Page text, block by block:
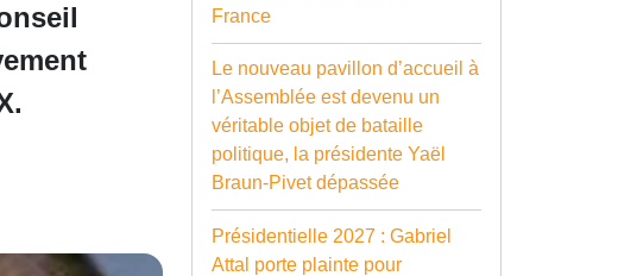
France
Le nouveau pavillon d’accueil à
l’Assemblée est devenu un
véritable objet de bataille
politique, la présidente Yaël
Braun-Pivet dépassée
Présidentielle 2027 : Gabriel
Attal porte plainte pour